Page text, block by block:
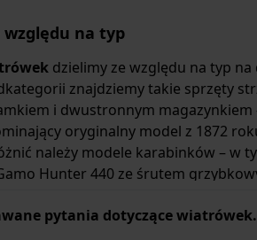
na typ
dzielimy ze względu na typ na
znajdziemy takie sprzęty
i dwustronnym magazynkiem
oryginalny model z 1872
należy modele karabinków – w
Hunter 440 ze śrutem
na rodzaj zasilania i
pytania dotyczące wiatrówek.